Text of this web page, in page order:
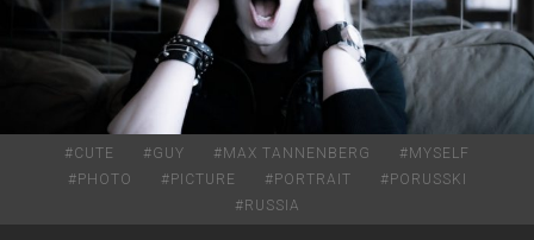
#CUTE #GUY # MAX TANNENBERG # MYSELF
# PHOTO # PICTURE # PORTRAIT # PORUSSKI
# RUSSIA